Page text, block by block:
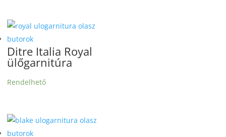
Ditre Italia Royal
ülőgarnitúra
Rendelhető